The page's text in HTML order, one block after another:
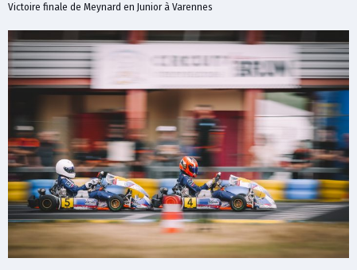
Victoire finale de Meynard en Junior à Varennes